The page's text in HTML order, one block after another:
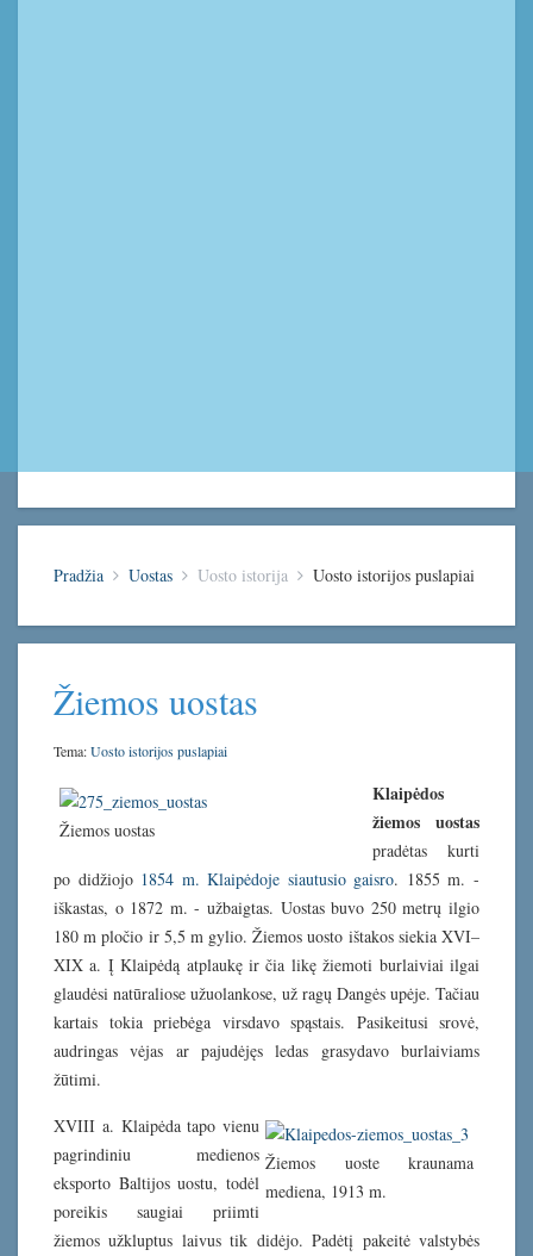
Pradžia Uostas Uosto istorija Uosto istorijos puslapiai
Žiemos uostas
Tema:Uosto istorijos puslapiai
Žiemos uostas
Klaipėdos
žiemos uostas
pradėtas kurti
po didžiojo 1854 m. Klaipėdoje siautusio gaisro. 1855 m. -
iškastas, o 1872 m. - užbaigtas. Uostas buvo 250 metrų ilgio
180 m pločio ir 5,5 m gylio. Žiemos uosto ištakos siekia XVI–
XIX a. Į Klaipėdą atplaukę ir čia likę žiemoti burlaiviai ilgai
glaudėsi natūraliose užuolankose, už ragų Dangės upėje. Tačiau
kartais tokia priebėga virsdavo spąstais. Pasikeitusi srovė,
audringas vėjas ar pajudėjęs ledas grasydavo burlaiviams
žūtimi.
Žiemos uoste kraunama
mediena, 1913 m.
XVIII a. Klaipėda tapo vienu
pagrindiniu medienos
eksporto Baltijos uostu, todėl
poreikis saugiai priimti
žiemos užkluptus laivus tik didėjo. Padėtį pakeitė valstybės